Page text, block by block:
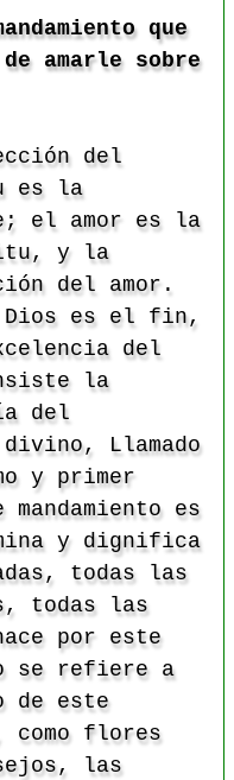
que
amarle sobre
del
es la
el amor es la
y la
del amor.
Dios es el fin,
del
la
del
divino, Llamado
y primer
mandamiento es
y dignifica
todas las
todas las
por este
se refiere a
de este
como flores
las